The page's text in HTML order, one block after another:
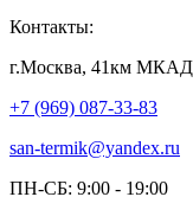
Контакты:
г.Москва, 41км МКАД
+7 (969) 087-33-83
san-termik@yandex.ru
ПН-СБ: 9:00 - 19:00